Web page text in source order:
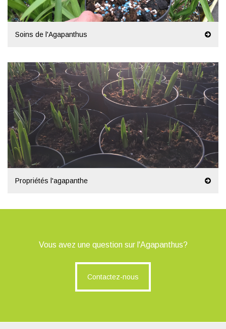
Soins de l'Agapanthus
Propriétés l'agapanthe
Vous avez une question sur l'Agapanthus?
Contactez-nous